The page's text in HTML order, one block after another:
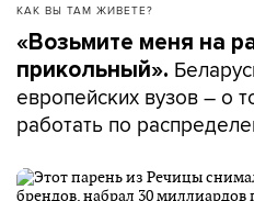
КАК ВЫ ТАМ ЖИВЕТЕ?
«Возьмите меня на
прикольный».
европейских вузов – о
работать по